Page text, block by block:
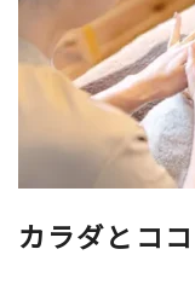
カラダとコ